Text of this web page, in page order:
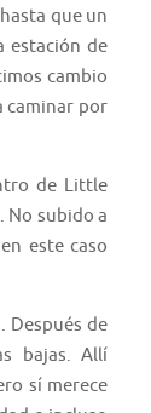
que un
estación de
cambio
caminar por
de Little
No subido a
este caso
Después de
bajas. Allí
sí merece